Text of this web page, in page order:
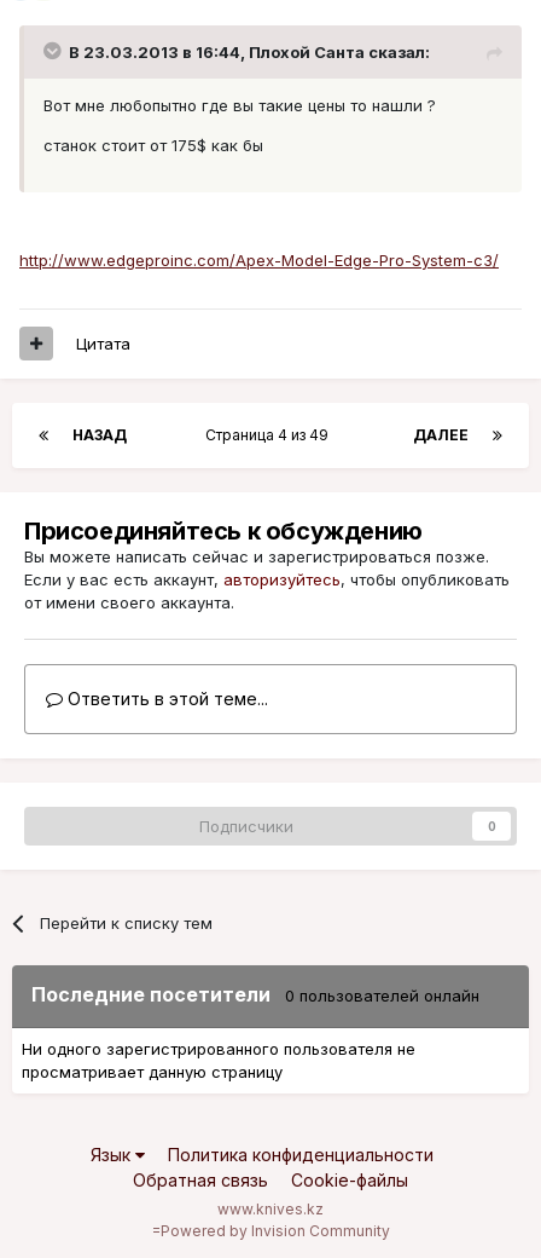
В 23.03.2013 в 16:44, Плохой Санта сказал:
Вот мне любопытно где вы такие цены то нашли ?
станок стоит от 175$ как бы
http://www.edgeproinc.com/Apex-Model-Edge-Pro-System-c3/
Цитата
НАЗАД ДАЛЕЕ
Страница 4 из 49
Присоединяйтесь к обсуждению
Вы можете написать сейчас и зарегистрироваться позже.
Если у вас есть аккаунт, авторизуйтесь, чтобы опубликовать
от имени своего аккаунта.
Ответить в этой теме...
Подписчики 0
Перейти к списку тем
Последние посетители 0 пользователей онлайн
Ни одного зарегистрированного пользователя не
просматривает данную страницу
Язык
Политика конфиденциальности
Обратная связь
Cookie-файлы
www.knives.kz
=Powered by Invision Community